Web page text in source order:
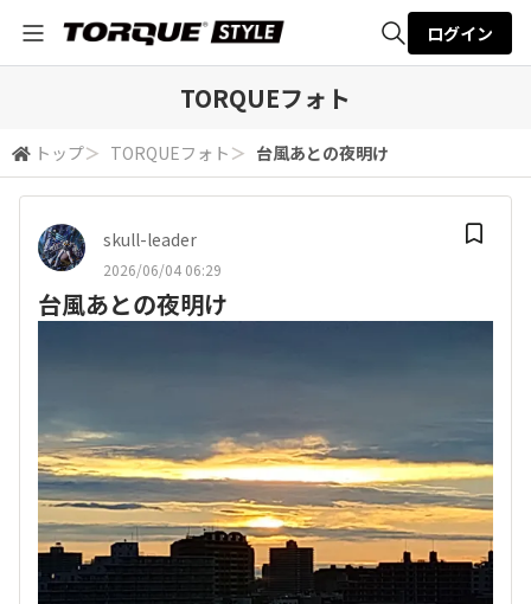
検索
ログイン
TORQUEフォト
トップ＞ TORQUEフォト ＞ 台風あとの夜明け
skull-leader
2026/06/04 06:29
台風あとの夜明け